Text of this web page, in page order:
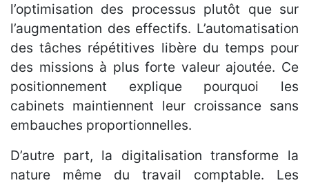
l’optimisation des processus plutôt que sur
l’augmentation des effectifs. L’automatisation
des tâches répétitives libère du temps pour
des missions à plus forte valeur ajoutée. Ce
positionnement explique pourquoi les
cabinets maintiennent leur croissance sans
embauches proportionnelles.
D’autre part, la digitalisation transforme la
nature même du travail comptable. Les